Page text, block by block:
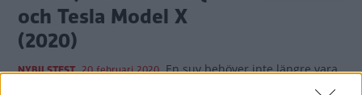
och Tesla Model X
(2020)
NYBILSTEST 20 februari 2020 En suv behöver inte längre vara
en energislukande miljöbuffel. När Årets Bil 2019 Jaguar I-